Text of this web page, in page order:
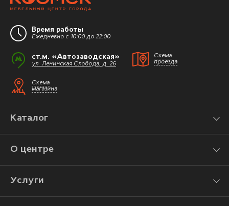
Время работы
Ежедневно с 10:00 до 22:00
ст.м. «Автозаводская»
ул. Ленинская Слобода, д. 26
Схема
проезда
Схема
магазина
Каталог
О центре
Услуги